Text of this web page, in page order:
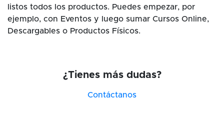
listos todos los productos. Puedes empezar, por
ejemplo, con Eventos y luego sumar Cursos Online,
Descargables o Productos Físicos.
¿Tienes más dudas?
Contáctanos